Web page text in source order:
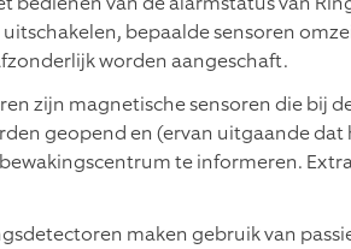
bepaalde sensoren
worden aangeschaft.
zijn magnetische sensoren die bij
geopend en (ervan uitgaande
te informeren.
maken gebruik van